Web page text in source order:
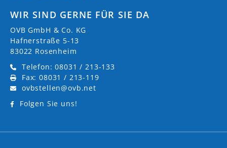
WIR SIND GERNE FÜR SIE DA
OVB GmbH & Co. KG
Hafnerstraße 5-13
83022 Rosenheim
Telefon: 08031 / 213-133
Fax: 08031 / 213-119
ovbstellen@ovb.net
Folgen Sie uns!